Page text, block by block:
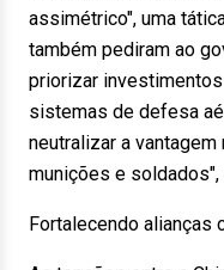
assimétrico", uma
também pediram ao
priorizar
sistemas de defesa
neutralizar a vantagem
munições e soldados",
Fortalecendo alianças